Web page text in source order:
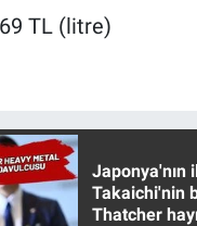
TL (litre)
Japonya'nın
Takaichi'nin
Thatcher
Geleceği